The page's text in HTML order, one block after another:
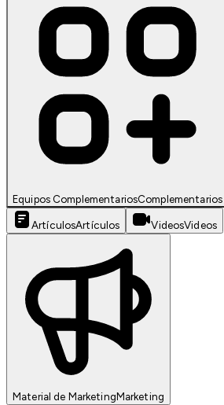
Equipos ComplementariosComplementarios
ArtículosArtículos VideosVideos
Material de MarketingMarketing